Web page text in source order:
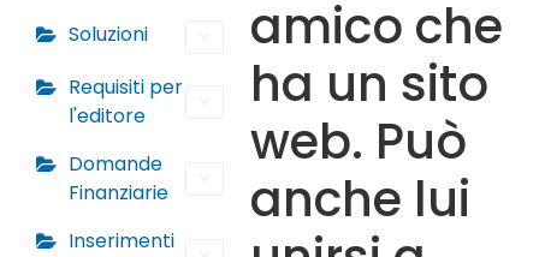
Soluzioni
Requisiti per
l'editore
Domande
Finanziarie
Inserimenti
amico che
ha un sito
web. Può
anche lui